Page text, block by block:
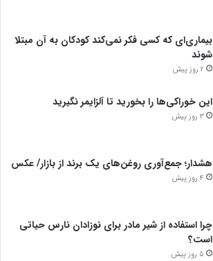
بیماری‌ای که کسی فکر نمی‌کند کودکان به آن مبتلا
شوند
2 روز پیش
این خوراکی‌ها را بخورید تا آلزایمر نگیرید
3 روز پیش
هشدار؛ جمع‌آوری روغن‌های یک برند از بازار/ عکس
4 روز پیش
چرا استفاده از شیر مادر برای نوزادان نارس حیاتی
است؟
5 روز پیش